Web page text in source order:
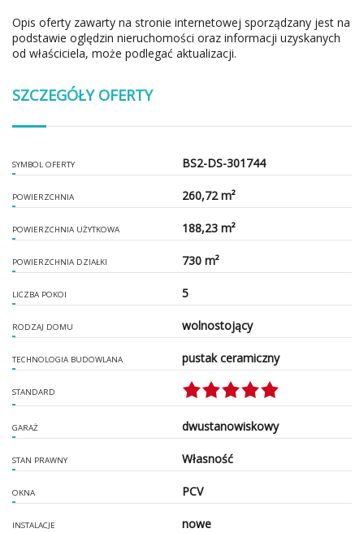
Opis oferty zawarty na stronie internetowej sporządzany jest na
podstawie oględzin nieruchomości oraz informacji uzyskanych
od właściciela, może podlegać aktualizacji.
SZCZEGÓŁY OFERTY
SYMBOL OFERTY BS2-DS-301744
POWIERZCHNIA 260,72 m²
POWIERZCHNIA UŻYTKOWA 188,23 m²
POWIERZCHNIA DZIAŁKI 730 m²
LICZBA POKOI 5
RODZAJ DOMU wolnostojący
TECHNOLOGIA BUDOWLANA pustak ceramiczny
STANDARD
GARAŻ dwustanowiskowy
STAN PRAWNY Własność
OKNA PCV
INSTALACJE nowe